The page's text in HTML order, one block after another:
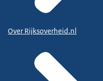
Over Rijksoverheid.nl